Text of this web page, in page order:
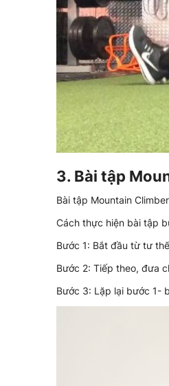
3. Bài tập
Bài tập Mountain
Cách thực hiện bài tập
Bước 1: Bắt đầu từ tư
Bước 2: Tiếp theo, đưa
Bước 3: Lặp lại bước 1-